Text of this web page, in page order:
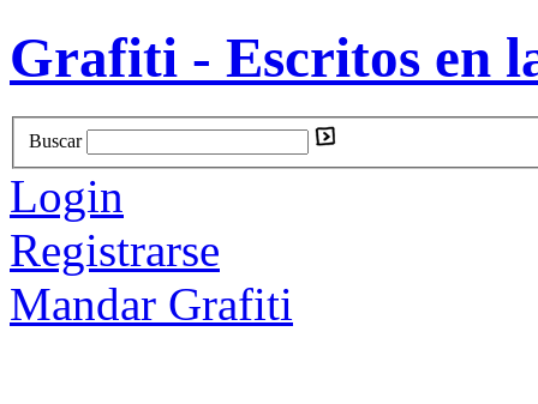
Grafiti - Escritos en
Buscar
Login
Registrarse
Mandar Grafiti